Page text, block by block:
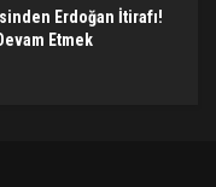
Erdoğan İtirafı!
Etmek